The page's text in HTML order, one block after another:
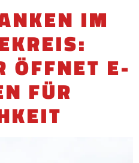
IM
ÖFFNET E-
FÜR